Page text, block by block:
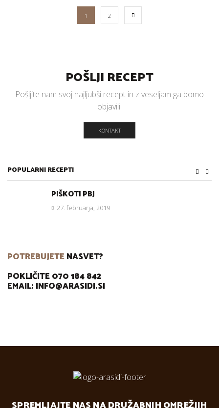
1 2
POŠLJI RECEPT
Pošljite nam svoj najljubši recept in z veseljam ga bomo
objavili!
KONTAKT
POPULARNI RECEPTI
PIŠKOTI PBJ
27. februarja, 2019
POTREBUJETENASVET?
POKLIČITE 070 184 842
EMAIL: INFO@ARASIDI.SI